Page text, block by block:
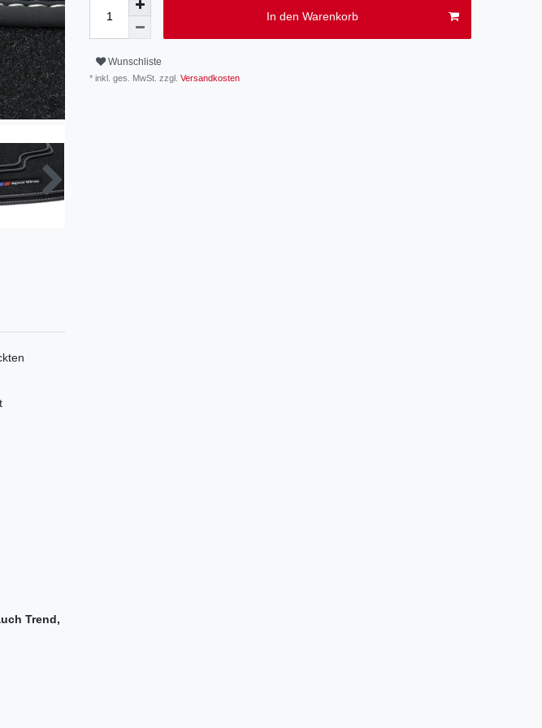
In den Warenkorb
Wunschliste
* inkl. ges. MwSt. zzgl. Versandkosten
Trend,